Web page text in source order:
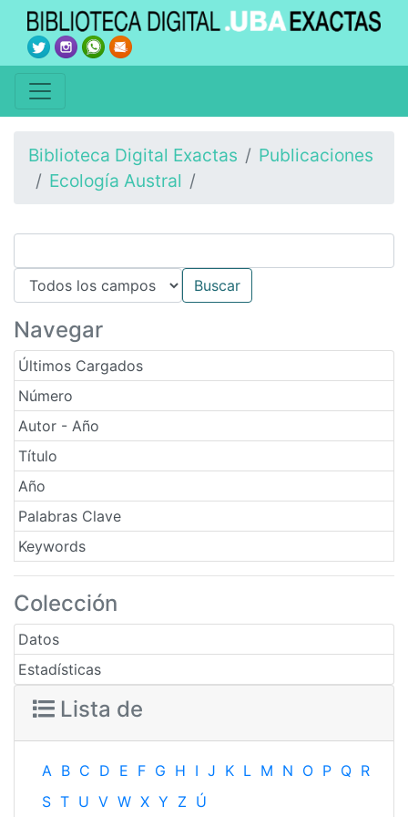
Biblioteca Digital Exactas
Publicaciones
Ecología Austral
Navegar
Últimos Cargados
Número
Autor - Año
Título
Año
Palabras Clave
Keywords
Colección
Datos
Estadísticas
Lista de
A B C D E F G H I J K L M N O P Q R
S T U V W X Y Z Ú